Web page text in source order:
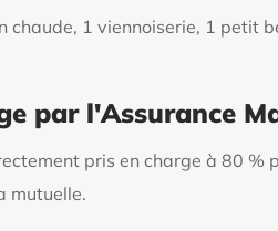
chaude, 1 viennoiserie, 1 petit
par l'Assurance
pris en charge à 80
mutuelle.